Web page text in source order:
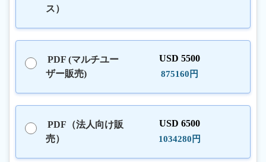
ス）
PDF (マルチユー
ザー販売)
USD 5500
875160円
PDF（法人向け販
売）
USD 6500
1034280円